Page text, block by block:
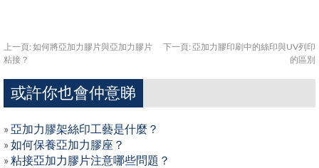
上一頁: 如何將亞加力膠片與亞加力膠片
粘接？
下一頁: 亞加力膠印刷中的絲印與UV列印
的區別
或許你也會仲意睇
» 亞加力膠架絲印工藝是什麼？
» 如何保養亞加力膠座？
» 粘接亞加力膠片注意哪些問題？